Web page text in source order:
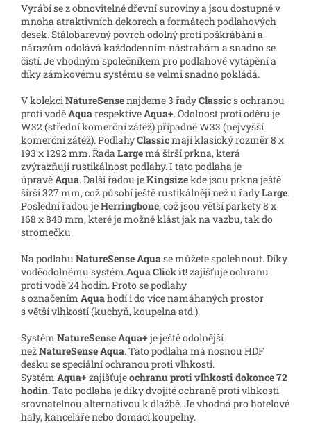
Vyrábí se z obnovitelné dřevní suroviny a jsou dostupné v
mnoha atraktivních dekorech a formátech podlahových
desek. Stálobarevný povrch odolný proti poškrábání a
nárazům odolává každodenním nástrahám a snadno se
čistí. Je vhodným společníkem pro podlahové vytápění a
díky zámkovému systému se velmi snadno pokládá.
V kolekciNatureSensenajdeme 3 řadyClassics ochranou
proti voděAquarespektiveAqua+. Odolnost proti oděru je
W32 (střední komerční zátěž) případně W33 (nejvyšší
komerční zátěž). PodlahyClassicmají klasický rozměr 8 x
193 x 1292 mm. ŘadaLargemá širší prkna, která
zvýrazňují rustikálnost podlahy. I tato podlaha je
úpravěAqua. Další řadou jeKingsizekde jsou prkna ještě
širší 327 mm, což působí ještě rustikálněji než u řadyLarge.
Poslední řadou jeHerringbone, což jsou větší parkety 8 x
168 x 840 mm, které je možné klást jak na vazbu, tak do
stromečku.
Na podlahu NatureSense Aquase můžete spolehnout. Díky
voděodolnému systém Aqua Click it!zajišťuje ochranu
proti vodě 24 hodin. Proto se podlahy
s označením Aquahodí i do více namáhaných prostor
s větší vlhkostí (kuchyň, koupelna atd.).
Systém NatureSense Aqua+je ještě odolnější
nežNatureSense Aqua. Tato podlaha má nosnou HDF
desku se speciální ochranou proti vlhkosti.
Systém Aqua+zajišťujeochranu proti vlhkosti dokonce 72
hodin. Tato podlaha je díky dvojité ochraně proti vlhkosti
srovnatelnou alternativou k dlažbě. Je vhodná pro hotelové
haly, kanceláře nebo domácí koupelny.